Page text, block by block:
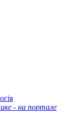
- на портале